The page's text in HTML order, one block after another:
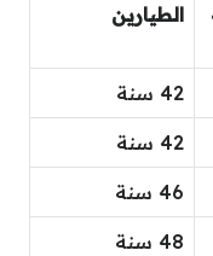
الطيارين
42 سنة
42 سنة
46 سنة
48 سنة